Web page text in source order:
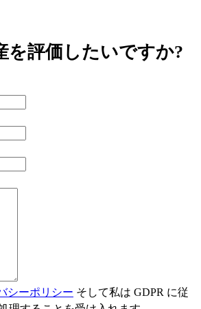
を評価したいですか?
シーポリシー そして私は GDPR に従